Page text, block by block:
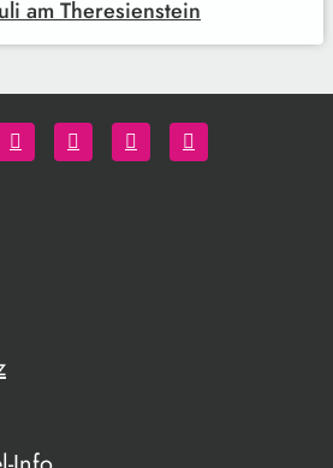
am Theresienstein